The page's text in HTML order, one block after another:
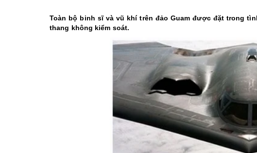
Toàn bộ binh sĩ và vũ khí trên đảo Guam được đặt trong
thang không kiểm soát.